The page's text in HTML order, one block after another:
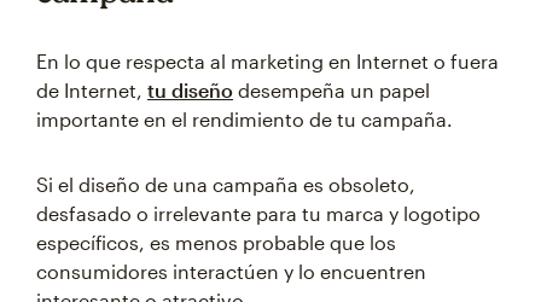
En lo que respecta al marketing en Internet o fuera
de Internet, tu diseño desempeña un papel
importante en el rendimiento de tu campaña.
Si el diseño de una campaña es obsoleto,
desfasado o irrelevante para tu marca y logotipo
específicos, es menos probable que los
consumidores interactúen y lo encuentren